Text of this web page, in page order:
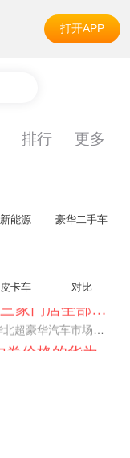
打开APP
排行 更多
新能源 豪华二手车
皮卡车 对比